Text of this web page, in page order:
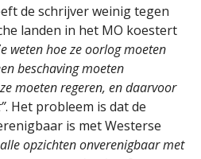
de schrijver weinig tegen
landen in het MO koestert
weten hoe ze oorlog moeten
beschaving moeten
moeten regeren, en daarvoor
. Het probleem is dat de
is met Westerse
opzichten onverenigbaar met